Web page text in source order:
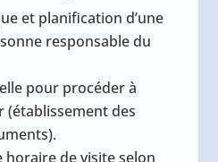
et planification d’une
responsable du
pour procéder à
(établissement des
horaire de visite selon